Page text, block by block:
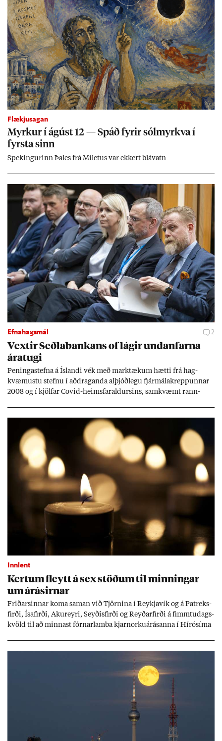
Flækjusagan
Myrk­ur í ág­úst 12 — Spáð fyr­ir sól­myrkva í
fyrsta sinn
Spek­ing­ur­inn Þa­les frá Míletus var ekk­ert blá­vatn
Efnahagsmál 2
Vext­ir Seðla­bank­ans of lág­ir und­an­farna
ára­tugi
Pen­inga­stefna á Ís­landi vék með mark­tæk­um hætti frá hag­
kvæm­ustu stefnu í að­drag­anda al­þjóð­legu fjár­málakrepp­unn­ar
2008 og í kjöl­far Covid-heims­far­ald­urs­ins, sam­kvæmt rann­
Innlent
Kert­um fleytt á sex stöð­um til minn­ing­ar
um árás­irn­ar
Frið­arsinn­ar koma sam­an við Tjörn­ina í Reykja­vík og á Pat­reks­
firði, Ísa­firði, Ak­ur­eyri, Seyð­is­firði og Reyð­ar­firði á fimmtu­dags­
kvöld til að minn­ast fórn­ar­lamba kjarn­orku­árás­anna í Hírósíma